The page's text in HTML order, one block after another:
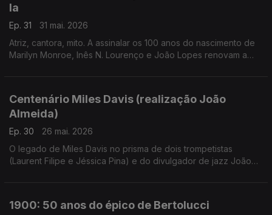
la
Ep. 31
31 mai. 2026
Atriz, cantora, mito. A assinalar os 100 anos do nascimento de
Marilyn Monroe, Inês N. Lourenço e João Lopes renovam a
Centenário Miles Davis (realização João
Almeida)
Ep. 30
26 mai. 2026
O legado de Miles Davis no prisma de dois trompetistas
(Laurent Filipe e Jéssica Pina) e do divulgador de jazz João
Tutu e Doo Bop.
1900: 50 anos do épico de Bertolucci